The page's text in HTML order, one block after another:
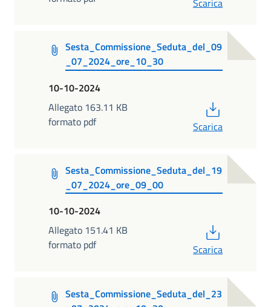
Sesta_Commissione_Seduta_del_09
_07_2024_ore_10_30
10-10-2024
Allegato 163.11 KB
formato pdf
Scarica
Sesta_Commissione_Seduta_del_19
_07_2024_ore_09_00
10-10-2024
Allegato 151.41 KB
formato pdf
Scarica
Sesta_Commissione_Seduta_del_23